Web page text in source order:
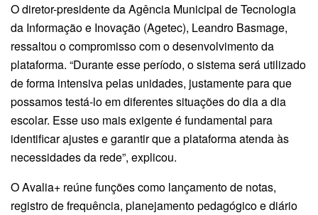
O diretor-presidente da Agência Municipal de Tecnologia
da Informação e Inovação (Agetec), Leandro Basmage,
ressaltou o compromisso com o desenvolvimento da
plataforma. “Durante esse período, o sistema será utilizado
de forma intensiva pelas unidades, justamente para que
possamos testá-lo em diferentes situações do dia a dia
escolar. Esse uso mais exigente é fundamental para
identificar ajustes e garantir que a plataforma atenda às
necessidades da rede”, explicou.
O Avalia+ reúne funções como lançamento de notas,
registro de frequência, planejamento pedagógico e diário